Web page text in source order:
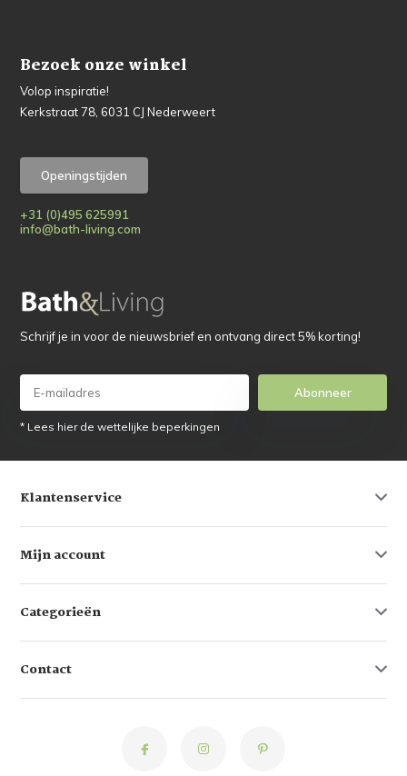
Bezoek onze winkel
Volop inspiratie!
Kerkstraat 78, 6031 CJ Nederweert
Openingstijden
+31 (0)495 625991
info@bath-living.com
Schrijf je in voor de nieuwsbrief en ontvang direct 5% korting!
Abonneer
* Lees hier de wettelijke beperkingen
Klantenservice
Mijn account
Categorieën
Contact